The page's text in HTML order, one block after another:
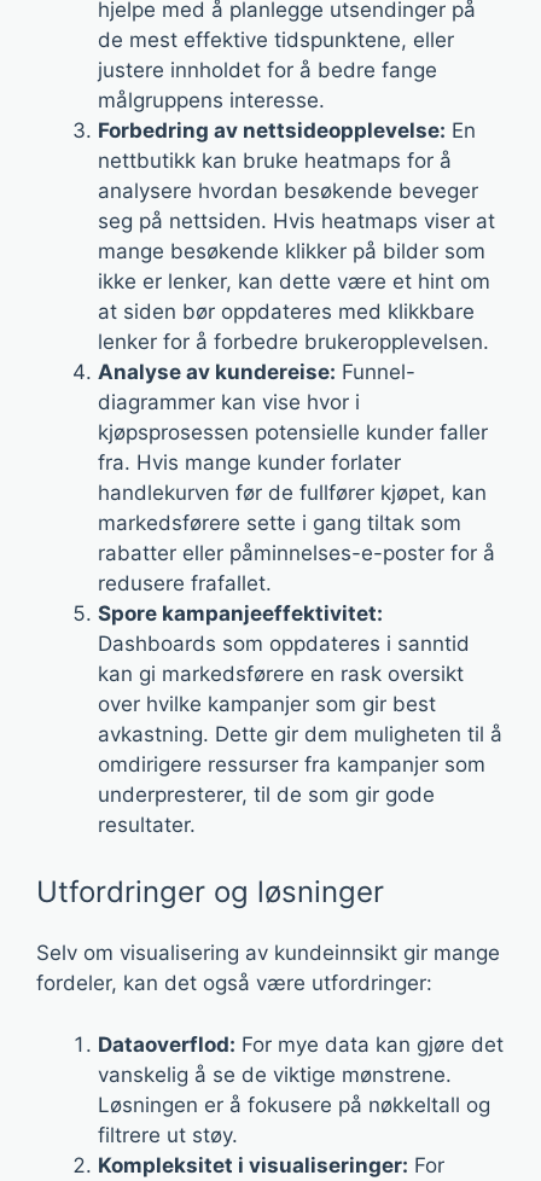
hjelpe med å planlegge utsendinger på
de mest effektive tidspunktene, eller
justere innholdet for å bedre fange
målgruppens interesse.
Forbedring av nettsideopplevelse: En
nettbutikk kan bruke heatmaps for å
analysere hvordan besøkende beveger
seg på nettsiden. Hvis heatmaps viser at
mange besøkende klikker på bilder som
ikke er lenker, kan dette være et hint om
at siden bør oppdateres med klikkbare
lenker for å forbedre brukeropplevelsen.
Analyse av kundereise: Funnel-
diagrammer kan vise hvor i
kjøpsprosessen potensielle kunder faller
fra. Hvis mange kunder forlater
handlekurven før de fullfører kjøpet, kan
markedsførere sette i gang tiltak som
rabatter eller påminnelses-e-poster for å
redusere frafallet.
Spore kampanjeeffektivitet:
Dashboards som oppdateres i sanntid
kan gi markedsførere en rask oversikt
over hvilke kampanjer som gir best
avkastning. Dette gir dem muligheten til å
omdirigere ressurser fra kampanjer som
underpresterer, til de som gir gode
resultater.
Utfordringer og løsninger
Selv om visualisering av kundeinnsikt gir mange
fordeler, kan det også være utfordringer:
Dataoverflod: For mye data kan gjøre det
vanskelig å se de viktige mønstrene.
Løsningen er å fokusere på nøkkeltall og
filtrere ut støy.
Kompleksitet i visualiseringer: For